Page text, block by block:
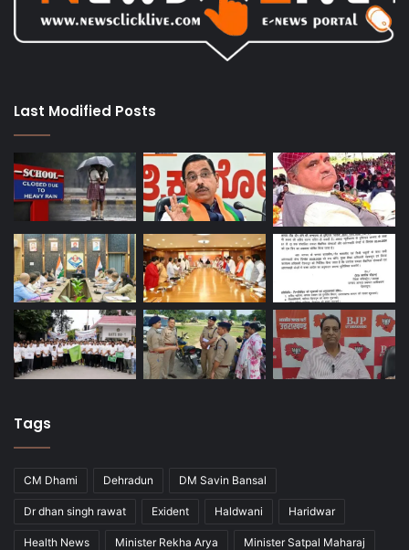
Last Modified Posts
Tags
CM Dhami Dehradun DM Savin Bansal
Dr dhan singh rawat Exident Haldwani Haridwar
Health News Minister Rekha Arya Minister Satpal Maharaj